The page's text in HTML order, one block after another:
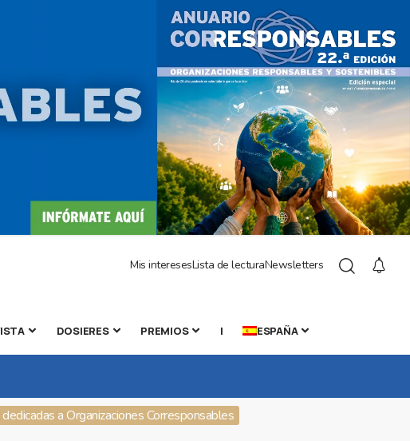
Mis interesesLista de lecturaNewsletters
DOSIERES PREMIOS | ESPAÑA
dedicadas a Organizaciones Corresponsables